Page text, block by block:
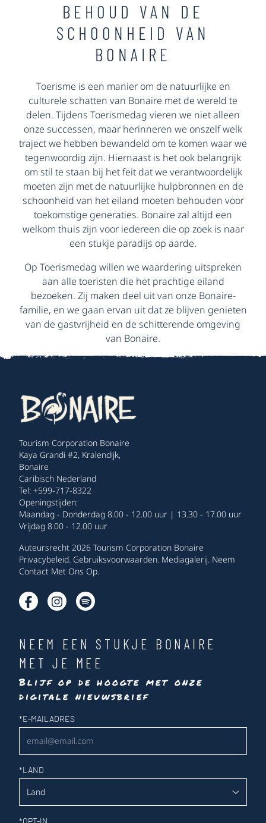
BEHOUD VAN DE
SCHOONHEID VAN
BONAIRE
Toerisme is een manier om de natuurlijke en
culturele schatten van Bonaire met de wereld te
delen. Tijdens Toerismedag vieren we niet alleen
onze successen, maar herinneren we onszelf welk
traject we hebben bewandeld om te komen waar we
tegenwoordig zijn. Hiernaast is het ook belangrijk
om stil te staan bij het feit dat we verantwoordelijk
moeten zijn met de natuurlijke hulpbronnen en de
schoonheid van het eiland moeten behouden voor
toekomstige generaties. Bonaire zal altijd een
welkom thuis zijn voor iedereen die op zoek is naar
een stukje paradijs op aarde.
Op Toerismedag willen we waardering uitspreken
aan alle toeristen die het prachtige eiland
bezoeken. Zij maken deel uit van onze Bonaire-
familie, en we gaan ervan uit dat ze blijven genieten
van de gastvrijheid en de schitterende omgeving
van Bonaire.
Tourism Corporation Bonaire
Kaya Grandi #2, Kralendijk,
Bonaire
Caribisch Nederland
Tel: +599-717-8322
Openingstijden:
Maandag - Donderdag 8.00 - 12.00 uur | 13.30 - 17.00 uur
Vrijdag 8.00 - 12.00 uur
Auteursrecht 2026 Tourism Corporation Bonaire
Privacybeleid. Gebruiksvoorwaarden. Mediagalerij. Neem
Contact Met Ons Op.
NEEM EEN STUKJE BONAIRE
MET JE MEE
Blijf op de hoogte met onze
digitale nieuwsbrief
Nieuwsbrief
*E-MAILADRES
*LAND